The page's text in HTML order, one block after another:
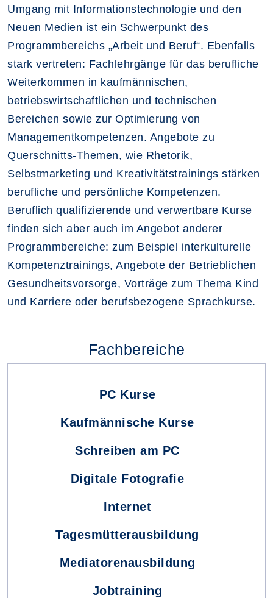
Umgang mit Informationstechnologie und den
Neuen Medien ist ein Schwerpunkt des
Programmbereichs „Arbeit und Beruf“. Ebenfalls
stark vertreten: Fachlehrgänge für das berufliche
Weiterkommen in kaufmännischen,
betriebswirtschaftlichen und technischen
Bereichen sowie zur Optimierung von
Managementkompetenzen. Angebote zu
Querschnitts-Themen, wie Rhetorik,
Selbstmarketing und Kreativitätstrainings stärken
berufliche und persönliche Kompetenzen.
Beruflich qualifizierende und verwertbare Kurse
finden sich aber auch im Angebot anderer
Programmbereiche: zum Beispiel interkulturelle
Kompetenztrainings, Angebote der Betrieblichen
Gesundheitsvorsorge, Vorträge zum Thema Kind
und Karriere oder berufsbezogene Sprachkurse.
Fachbereiche
PC Kurse
Kaufmännische Kurse
Schreiben am PC
Digitale Fotografie
Internet
Tagesmütterausbildung
Mediatorenausbildung
Jobtraining